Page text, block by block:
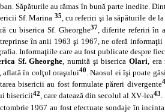
Săpăturile au rămas în bună parte inedite.
Sf. Marina 35, cu referiri şi la săpăturile de
cu biserica Sf. Gheorghe37, diferite referiri în
în anii 1963 şi 1967, ne oferă informaţii
Informaţiile care au fost publicate despre
Sf. Gheorghe , numită şi biserica Olari ,
aflată în colţul oraşului40. Naosul ei îşi poate
bisericii au fost formulate păreri divergente
bisericii42, care datează din secolul al XV‑lea43.
1967 au fost efectuate sondaje în